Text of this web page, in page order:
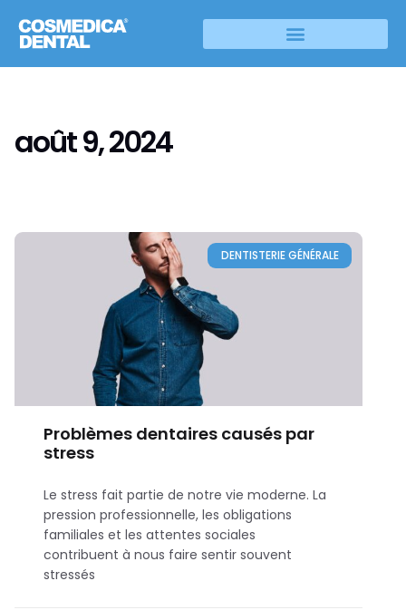
août 9, 2024
DENTISTERIE GÉNÉRALE
Problèmes dentaires causés par
stress
Le stress fait partie de notre vie moderne. La
pression professionnelle, les obligations
familiales et les attentes sociales
contribuent à nous faire sentir souvent
stressés